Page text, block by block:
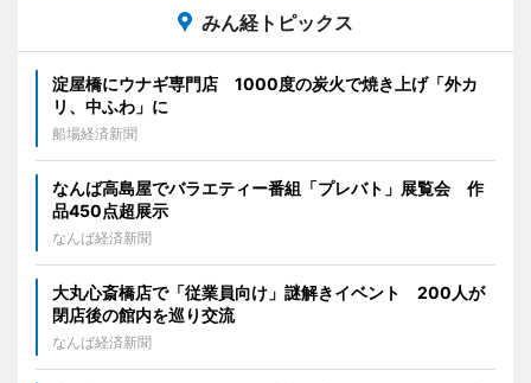
みん経トピックス
淀屋橋にウナギ専門店 1000度の炭火で焼き上げ「外カ
リ、中ふわ」に
船場経済新聞
なんば高島屋でバラエティー番組「プレバト」展覧会 作
品450点超展示
なんば経済新聞
大丸心斎橋店で「従業員向け」謎解きイベント 200人が
閉店後の館内を巡り交流
なんば経済新聞